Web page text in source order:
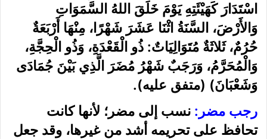
اسْتَدَارَ كَهَيْئَتِهِ يَوْمَ خَلَقَ اللهُ السَّمَوَاتِ
وَالأَرْضَ، السَّنَةُ اثْنَا عَشَرَ شَهْرًا، مِنْهَا أَرْبَعَةٌ
حُرُمٌ، ثَلاثَةٌ مُتَوَالِيَاتٌ: ذُو الْقَعْدَةِ، وَذُو الْحِجَّةِ،
وَالْمُحَرَّمُ، وَرَجَبٌ شَهْرُ مُضَرَ الَّذِي بَيْنَ جُمَادَى
وَشَعْبَانَ) (متفق عليه).
رجب مضر: نسب إلى مضر؛ لأنها كانت
تحافظ على تحريمه أشد من غيرها، وقد جعل